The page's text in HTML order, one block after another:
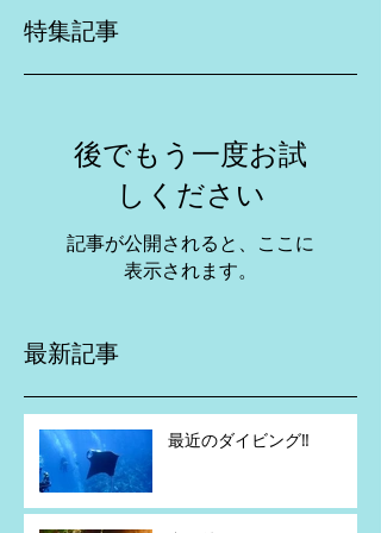
特集記事
後でもう一度お試
しください
記事が公開されると、ここに
表示されます。
最新記事
最近のダイビング‼️